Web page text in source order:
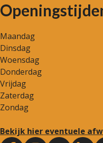
Maandag
Dinsdag
Woensdag
Donderdag
Vrijdag
Zaterdag
Zondag
Bekijk hier eventuele